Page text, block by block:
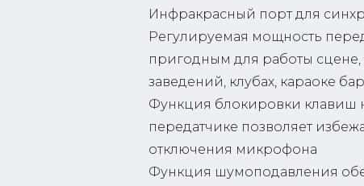
Инфракрасный порт для
Регулируемая мощность
пригодным для работы
заведений, клубах, караоке
Функция блокировки клавиш
передатчике позволяет
отключения микрофона
Функция шумоподавления